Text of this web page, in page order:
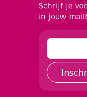
Schrijf je
in jouw